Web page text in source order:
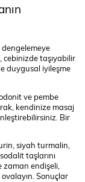
dengelemeye
cebinizde taşıyabilir
duygusal iyileşme
ve pembe
kendinize masaj
Bir
siyah turmalin,
taşlarını
zaman endişeli,
Sonuçlar